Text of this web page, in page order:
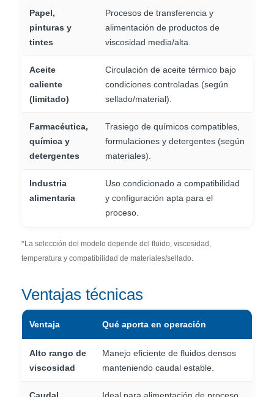
Papel,
pinturas y
tintes
Procesos de transferencia y
alimentación de productos de
viscosidad media/alta.
Aceite
caliente
(limitado)
Circulación de aceite térmico bajo
condiciones controladas (según
sellado/material).
Farmacéutica,
química y
detergentes
Trasiego de químicos compatibles,
formulaciones y detergentes (según
materiales).
Industria
alimentaria
Uso condicionado a compatibilidad
y configuración apta para el
proceso.
*La selección del modelo depende del fluido, viscosidad,
temperatura y compatibilidad de materiales/sellado.
Ventajas técnicas
Ventaja Qué aporta en operación
Alto rango de
viscosidad
Manejo eficiente de fluidos densos
manteniendo caudal estable.